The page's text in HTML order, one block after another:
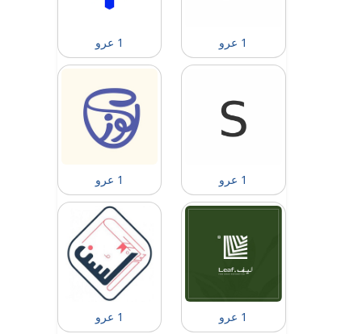
1 عرو 1 عرو
1 عرو 1 عرو
1 عرو 1 عرو